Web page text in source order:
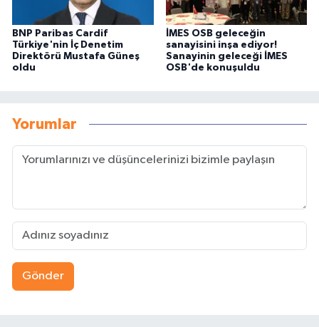
BNP Paribas Cardif
Türkiye'nin İç Denetim
Direktörü Mustafa Güneş
oldu
İMES OSB geleceğin
sanayisini inşa ediyor!
Sanayinin geleceği İMES
OSB'de konuşuldu
Yorumlar
Gönder